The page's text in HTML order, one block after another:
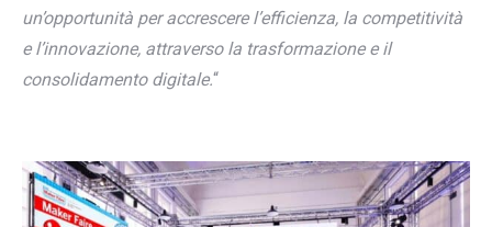
un’opportunità per accrescere l’efficienza, la competitività
e l’innovazione, attraverso la trasformazione e il
consolidamento digitale.“